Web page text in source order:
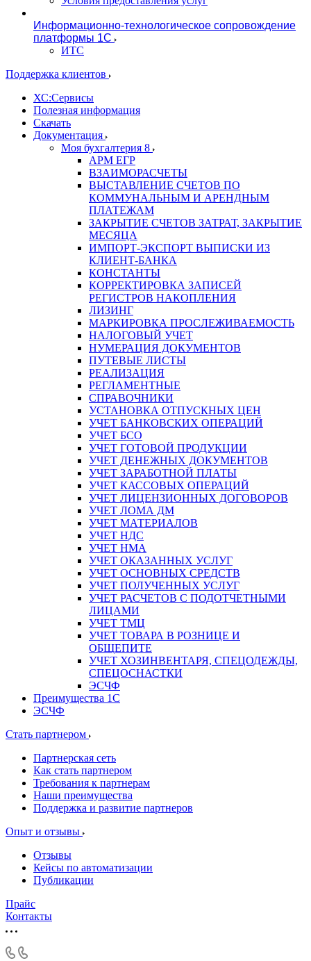
Информационно-технологическое сопровождение
платформы 1С
ИТС
Поддержка клиентов
ХС:Сервисы
Полезная информация
Скачать
Документация
Моя бухгалтерия 8
АРМ ЕГР
ВЗАИМОРАСЧЕТЫ
ВЫСТАВЛЕНИЕ СЧЕТОВ ПО
КОММУНАЛЬНЫМ И АРЕНДНЫМ
ПЛАТЕЖАМ
ЗАКРЫТИЕ СЧЕТОВ ЗАТРАТ, ЗАКРЫТИЕ
МЕСЯЦА
ИМПОРТ-ЭКСПОРТ ВЫПИСКИ ИЗ
КЛИЕНТ-БАНКА
КОНСТАНТЫ
КОРРЕКТИРОВКА ЗАПИСЕЙ
РЕГИСТРОВ НАКОПЛЕНИЯ
ЛИЗИНГ
МАРКИРОВКА ПРОСЛЕЖИВАЕМОСТЬ
НАЛОГОВЫЙ УЧЕТ
НУМЕРАЦИЯ ДОКУМЕНТОВ
ПУТЕВЫЕ ЛИСТЫ
РЕАЛИЗАЦИЯ
РЕГЛАМЕНТНЫЕ
СПРАВОЧНИКИ
УСТАНОВКА ОТПУСКНЫХ ЦЕН
УЧЕТ БАНКОВСКИХ ОПЕРАЦИЙ
УЧЕТ БСО
УЧЕТ ГОТОВОЙ ПРОДУКЦИИ
УЧЕТ ДЕНЕЖНЫХ ДОКУМЕНТОВ
УЧЕТ ЗАРАБОТНОЙ ПЛАТЫ
УЧЕТ КАССОВЫХ ОПЕРАЦИЙ
УЧЕТ ЛИЦЕНЗИОННЫХ ДОГОВОРОВ
УЧЕТ ЛОМА ДМ
УЧЕТ МАТЕРИАЛОВ
УЧЕТ НДС
УЧЕТ НМА
УЧЕТ ОКАЗАННЫХ УСЛУГ
УЧЕТ ОСНОВНЫХ СРЕДСТВ
УЧЕТ ПОЛУЧЕННЫХ УСЛУГ
УЧЕТ РАСЧЕТОВ С ПОДОТЧЕТНЫМИ
ЛИЦАМИ
УЧЕТ ТМЦ
УЧЕТ ТОВАРА В РОЗНИЦЕ И
ОБЩЕПИТЕ
УЧЕТ ХОЗИНВЕНТАРЯ, СПЕЦОДЕЖДЫ,
СПЕЦОСНАСТКИ
ЭСЧФ
Преимущества 1С
ЭСЧФ
Стать партнером
Партнерская сеть
Как стать партнером
Требования к партнерам
Наши преимущества
Поддержка и развитие партнеров
Опыт и отзывы
Отзывы
Кейсы по автоматизации
Публикации
Прайс
Контакты